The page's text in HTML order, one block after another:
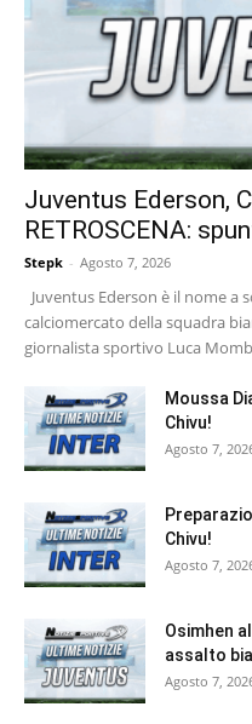
Juventus Ederson,
RETROSCENA:
Stepk - Agosto 7, 2026
Juventus Ederson è il nome a
calciomercato della squadra
giornalista sportivo Luca
Moussa
Chivu!
Agosto 7,
Chivu!
Agosto 7,
Osimhen
assalto
Agosto 7,